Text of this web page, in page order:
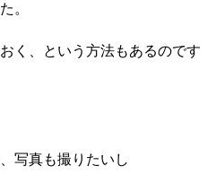
。
く、という方法もあるのです
写真も撮りたいし